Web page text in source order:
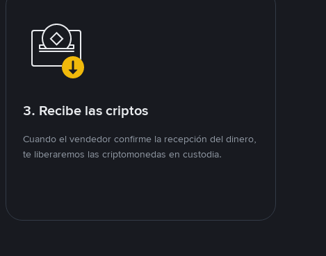
3. Recibe las criptos
Cuando el vendedor confirme la recepción del dinero,
te liberaremos las criptomonedas en custodia.